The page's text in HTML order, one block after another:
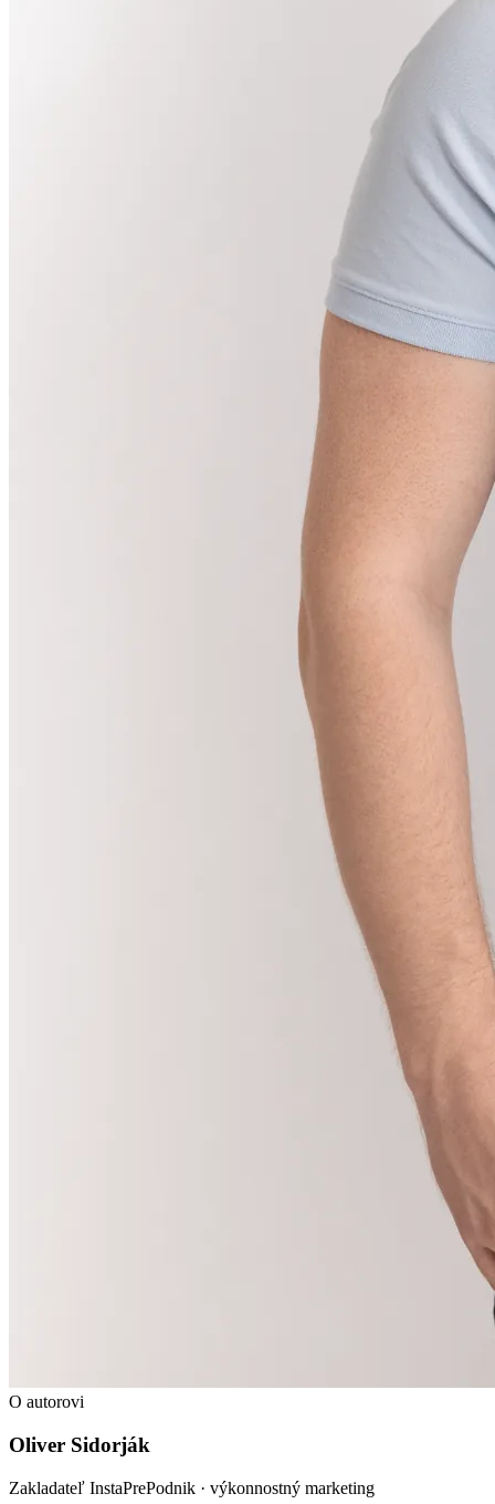
O autorovi
Oliver Sidorják
Zakladateľ InstaPrePodnik · výkonnostný marketing